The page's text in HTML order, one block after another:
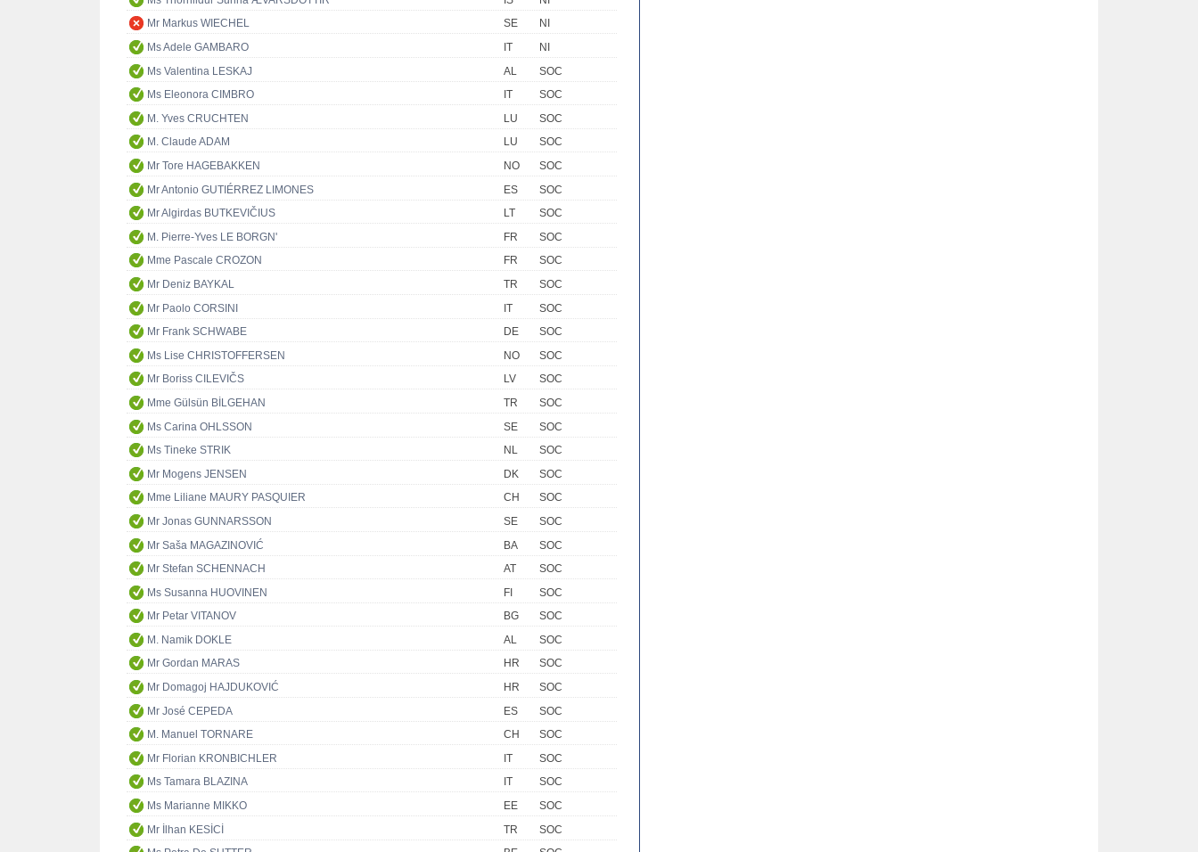
Mr Markus WIECHEL
SE
NI
Ms Adele GAMBARO
IT
NI
Ms Valentina LESKAJ
AL
SOC
Ms Eleonora CIMBRO
IT
SOC
M. Yves CRUCHTEN
LU
SOC
M. Claude ADAM
LU
SOC
Mr Tore HAGEBAKKEN
NO
SOC
Mr Antonio GUTIÉRREZ LIMONES
ES
SOC
Mr Algirdas BUTKEVIČIUS
LT
SOC
M. Pierre-Yves LE BORGN'
FR
SOC
Mme Pascale CROZON
FR
SOC
Mr Deniz BAYKAL
TR
SOC
Mr Paolo CORSINI
IT
SOC
Mr Frank SCHWABE
DE
SOC
Ms Lise CHRISTOFFERSEN
NO
SOC
Mr Boriss CILEVIČS
LV
SOC
Mme Gülsün BİLGEHAN
TR
SOC
Ms Carina OHLSSON
SE
SOC
Ms Tineke STRIK
NL
SOC
Mr Mogens JENSEN
DK
SOC
Mme Liliane MAURY PASQUIER
CH
SOC
Mr Jonas GUNNARSSON
SE
SOC
Mr Saša MAGAZINOVIĆ
BA
SOC
Mr Stefan SCHENNACH
AT
SOC
Ms Susanna HUOVINEN
FI
SOC
Mr Petar VITANOV
BG
SOC
M. Namik DOKLE
AL
SOC
Mr Gordan MARAS
HR
SOC
Mr Domagoj HAJDUKOVIĆ
HR
SOC
Mr José CEPEDA
ES
SOC
M. Manuel TORNARE
CH
SOC
Mr Florian KRONBICHLER
IT
SOC
Ms Tamara BLAZINA
IT
SOC
Ms Marianne MIKKO
EE
SOC
Mr İlhan KESİCİ
TR
SOC